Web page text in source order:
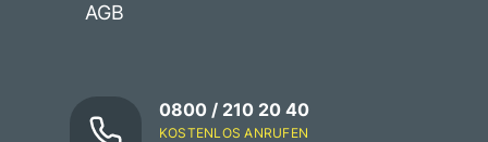
AGB
0800 / 210 20 40
KOSTENLOS ANRUFEN